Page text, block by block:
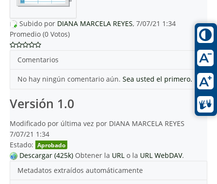
Subido por DIANA MARCELA REYES, 7/07/21 1:34
Promedio (0 Votos)
Comentarios
No hay ningún comentario aún. Sea usted el primero.
Versión 1.0
Modificado por última vez por DIANA MARCELA REYES
7/07/21 1:34
Estado: Aprobado
Descargar (425k) Obtener la URL o la URL WebDAV.
Metadatos extraídos automáticamente